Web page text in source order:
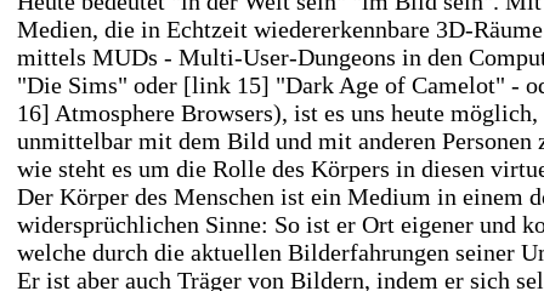
Medien, die in Echtzeit wiedererkennbare 3D-
mittels MUDs - Multi-User-Dungeons in den
"Die Sims" oder [link 15] "Dark Age of Camelot" -
16] Atmosphere Browsers), ist es uns heute
unmittelbar mit dem Bild und mit anderen Personen
wie steht es um die Rolle des Körpers in diesen
Der Körper des Menschen ist ein Medium in einem
widersprüchlichen Sinne: So ist er Ort eigener und
welche durch die aktuellen Bilderfahrungen seiner
Er ist aber auch Träger von Bildern, indem er sich